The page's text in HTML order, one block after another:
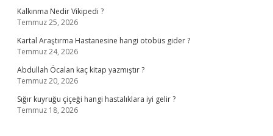
Kalkınma Nedir Vikipedi ?
Temmuz 25, 2026
Kartal Araştırma Hastanesine hangi otobüs gider ?
Temmuz 24, 2026
Abdullah Öcalan kaç kitap yazmıştır ?
Temmuz 20, 2026
Sığır kuyruğu çiçeği hangi hastalıklara iyi gelir ?
Temmuz 18, 2026